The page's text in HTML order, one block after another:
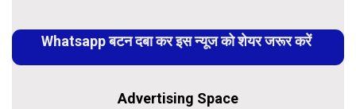
Reading
Whatsapp बटन दबा कर इस न्यूज को शेयर जरूर करें
Advertising Space